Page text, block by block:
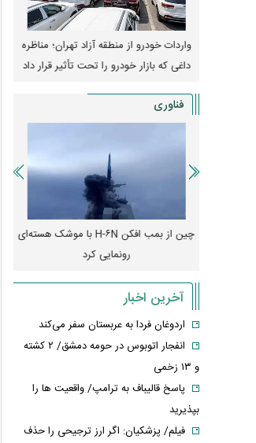
واردات خودرو از منطقه آزاد تهران؛ مناظره
داغی که بازار خودرو را تحت تأثیر قرار داد
فناوری
چین از بمب افکن H-۶N با موشک هسته‌ای
رونمایی کرد
آخرین اخبار
اردوغان فردا به عربستان سفر می‌کند
انفجار اتوبوس در حومه دمشق/ ۲ کشته
و ۱۳ زخمی
پاسخ قالیباف به ترامپ/ واقعیت ها را
بپذیرید
فیلم/ پزشکیان: اگر ارز ترجیحی را حذف